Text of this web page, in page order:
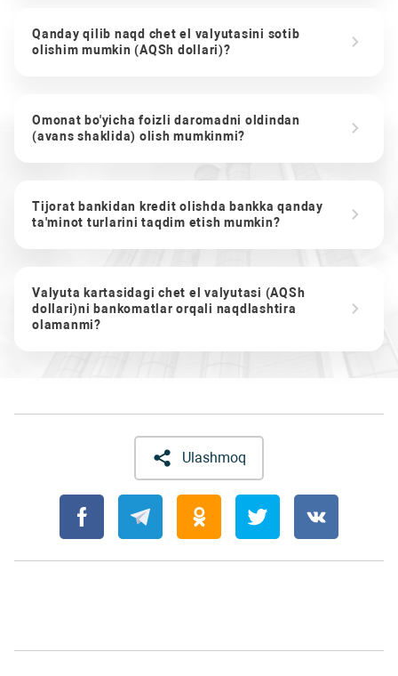
Qanday qilib naqd chet el valyutasini sotib
olishim mumkin (AQSh dollari)?
Omonat bo'yicha foizli daromadni oldindan
(avans shaklida) olish mumkinmi?
Tijorat bankidan kredit olishda bankka qanday
ta'minot turlarini taqdim etish mumkin?
Valyuta kartasidagi chet el valyutasi (AQSh
dollari)ni bankomatlar orqali naqdlashtira
olamanmi?
Ulashmoq